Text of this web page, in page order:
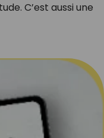
C’est aussi une